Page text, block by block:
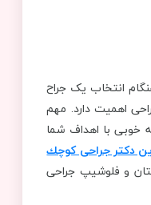
انتخاب یک جراح
اهمیت دارد. مهم
خوبی با اهداف شما
دكتر جراحی كوچك
و فلوشیپ جراحی